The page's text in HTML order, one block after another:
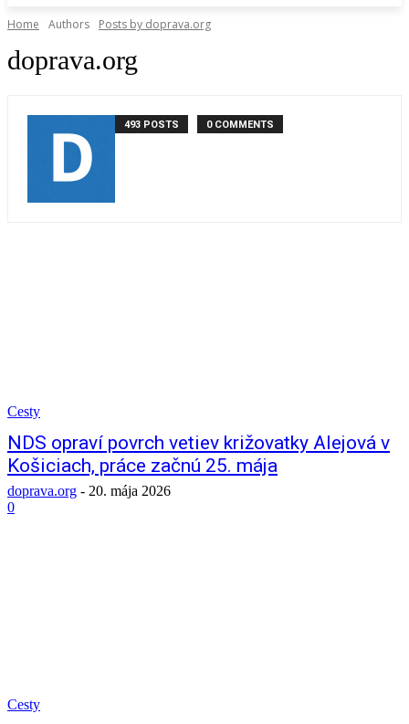
Home Authors Posts by doprava.org
doprava.org
493 POSTS 0 COMMENTS
Cesty
NDS opraví povrch vetiev križovatky Alejová v
Košiciach, práce začnú 25. mája
doprava.org - 20. mája 2026
0
Cesty